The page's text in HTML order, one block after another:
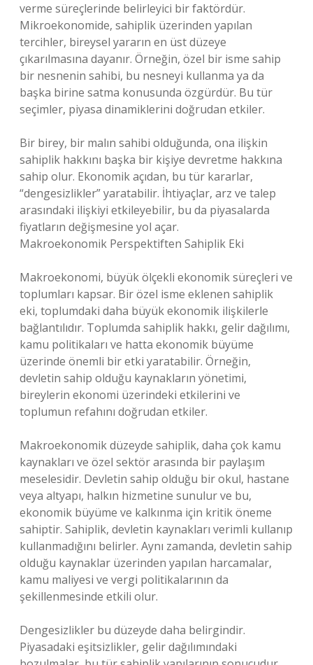
verme süreçlerinde belirleyici bir faktördür.
Mikroekonomide, sahiplik üzerinden yapılan
tercihler, bireysel yararın en üst düzeye
çıkarılmasına dayanır. Örneğin, özel bir isme sahip
bir nesnenin sahibi, bu nesneyi kullanma ya da
başka birine satma konusunda özgürdür. Bu tür
seçimler, piyasa dinamiklerini doğrudan etkiler.
Bir birey, bir malın sahibi olduğunda, ona ilişkin
sahiplik hakkını başka bir kişiye devretme hakkına
sahip olur. Ekonomik açıdan, bu tür kararlar,
“dengesizlikler” yaratabilir. İhtiyaçlar, arz ve talep
arasındaki ilişkiyi etkileyebilir, bu da piyasalarda
fiyatların değişmesine yol açar.
Makroekonomik Perspektiften Sahiplik Eki
Makroekonomi, büyük ölçekli ekonomik süreçleri ve
toplumları kapsar. Bir özel isme eklenen sahiplik
eki, toplumdaki daha büyük ekonomik ilişkilerle
bağlantılıdır. Toplumda sahiplik hakkı, gelir dağılımı,
kamu politikaları ve hatta ekonomik büyüme
üzerinde önemli bir etki yaratabilir. Örneğin,
devletin sahip olduğu kaynakların yönetimi,
bireylerin ekonomi üzerindeki etkilerini ve
toplumun refahını doğrudan etkiler.
Makroekonomik düzeyde sahiplik, daha çok kamu
kaynakları ve özel sektör arasında bir paylaşım
meselesidir. Devletin sahip olduğu bir okul, hastane
veya altyapı, halkın hizmetine sunulur ve bu,
ekonomik büyüme ve kalkınma için kritik öneme
sahiptir. Sahiplik, devletin kaynakları verimli kullanıp
kullanmadığını belirler. Aynı zamanda, devletin sahip
olduğu kaynaklar üzerinden yapılan harcamalar,
kamu maliyesi ve vergi politikalarının da
şekillenmesinde etkili olur.
Dengesizlikler bu düzeyde daha belirgindir.
Piyasadaki eşitsizlikler, gelir dağılımındaki